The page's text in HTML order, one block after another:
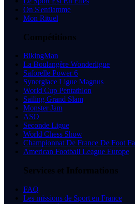
On S'enflamme
Mon Rituel
Compétitions
BikingMan
La Boulangère Wonderligue
Saforelle Power 6
Synerglace Ligue Magnus
World Cup Pentathlon
Sailing Grand Slam
Monster Jam
ASO
Seconde Ligue
World Chess Show
Championnat De France De Foot
American Football League Europe
Services et Informations
FAQ
Les missions de Sport en France